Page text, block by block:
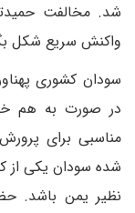
شد. مخالفت
واکنش سریع شکل
سودان کشوری
در صورت به هم
مناسبی برای
شده سودان یکی از
نظیر یمن باشد.